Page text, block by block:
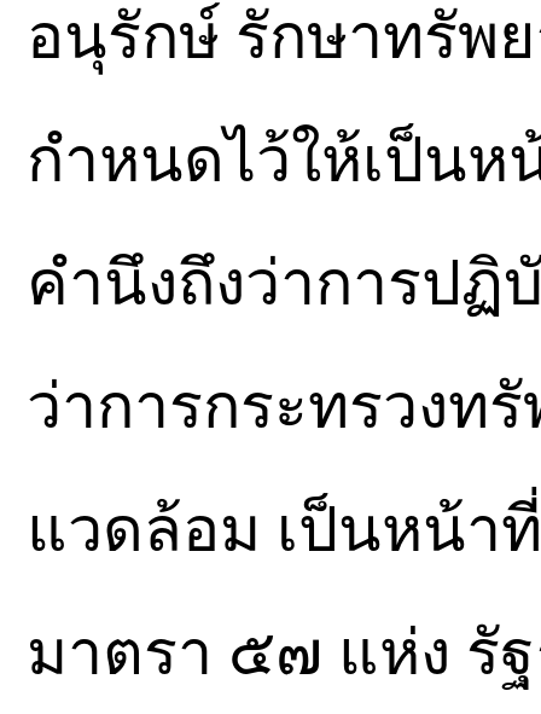
อนุรักษ์ รักษาทรัพ
กำหนดไว้ให้เป็น
คำนึงถึงว่าการป
ว่าการกระทรวงท
แวดล้อม เป็นหน้า
มาตรา ๕๗ แห่ง รั